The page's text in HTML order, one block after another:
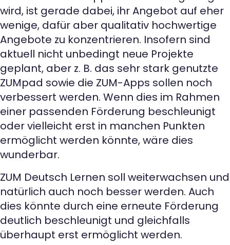
wird, ist gerade dabei, ihr Angebot auf eher
wenige, dafür aber qualitativ hochwertige
Angebote zu konzentrieren. Insofern sind
aktuell nicht unbedingt neue Projekte
geplant, aber z. B. das sehr stark genutzte
ZUMpad sowie die ZUM-Apps sollen noch
verbessert werden. Wenn dies im Rahmen
einer passenden Förderung beschleunigt
oder vielleicht erst in manchen Punkten
ermöglicht werden könnte, wäre dies
wunderbar.
ZUM Deutsch Lernen soll weiterwachsen und
natürlich auch noch besser werden. Auch
dies könnte durch eine erneute Förderung
deutlich beschleunigt und gleichfalls
überhaupt erst ermöglicht werden.